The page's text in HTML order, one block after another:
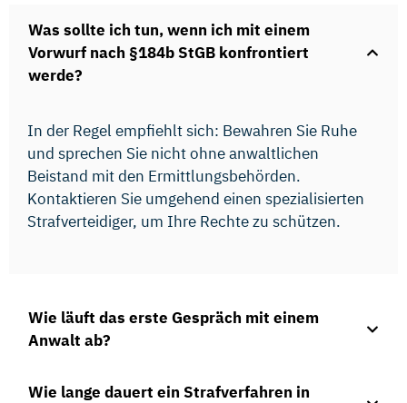
Was sollte ich tun, wenn ich mit einem
Vorwurf nach §184b StGB konfrontiert
werde?
In der Regel empfiehlt sich: Bewahren Sie Ruhe
und sprechen Sie nicht ohne anwaltlichen
Beistand mit den Ermittlungsbehörden.
Kontaktieren Sie umgehend einen spezialisierten
Strafverteidiger, um Ihre Rechte zu schützen.
Wie läuft das erste Gespräch mit einem
Anwalt ab?
Wie lange dauert ein Strafverfahren in